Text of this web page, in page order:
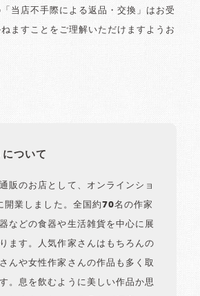
当店不手際による返品・交換」はお受
ますことをご理解いただけますようお
ついて
販のお店として、オンラインショ
開業しました。全国約70名の作家
などの食器や生活雑貨を中心に展
ます。人気作家さんはもちろんの
んや女性作家さんの作品も多く取
。息を飲むように美しい作品か思